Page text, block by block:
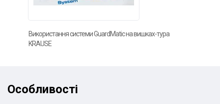
Використання системи GuardMatic на вишках-тура
KRAUSE
Особливості